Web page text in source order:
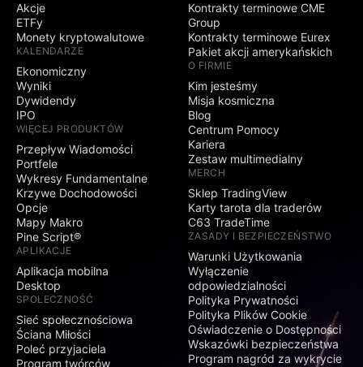
Akcje
ETFy
Monety kryptowalutowe
KALENDARZE
Ekonomiczny
Wyniki
Dywidendy
IPO
WIĘCEJ PRODUKTÓW
Przepływ Wiadomości
Portfele
Wykresy Fundamentalne
Krzywe Dochodowości
Opcje
Mapy Makro
Pine Script®
APLIKACJE
Aplikacja mobilna
Desktop
SPOŁECZNOŚĆ
Sieć społecznościowa
Ściana Miłości
Poleć przyjaciela
Program twórców
Kontrakty terminowe CME
Group
Kontrakty terminowe Eurex
Pakiet akcji amerykańskich
O FIRMIE
Kim jesteśmy
Misja kosmiczna
Blog
Centrum Pomocy
Kariera
Zestaw multimedialny
MERCH
Sklep TradingView
Karty tarota dla traderów
C63 TradeTime
ZASADY I BEZPIECZEŃSTWO
Warunki Użytkowania
Wyłączenie
odpowiedzialności
Polityka Prywatności
Polityka Plików Cookie
Oświadczenie o Dostępności
Wskazówki bezpieczeństwa
Program nagród za wykrycie